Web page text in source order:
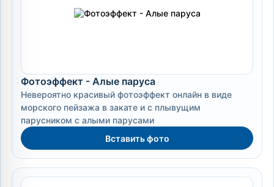
Фотоэффект - Алые паруса
Невероятно красивый фотоэффект онлайн в виде
морского пейзажа в закате и с плывущим
парусником с алыми парусами
Вставить фото